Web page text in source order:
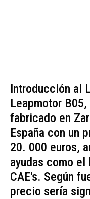
Introducción al
Leapmotor
fabricado en
España con un
20. 000 euros,
ayudas como el
CAE's. Según
precio sería